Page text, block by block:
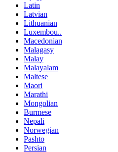
Latin
Latvian
Lithuanian
Luxembou..
Macedonian
Malagasy
Malay
Malayalam
Maltese
Maori
Marathi
Mongolian
Burmese
Nepali
Norwegian
Pashto
Persian